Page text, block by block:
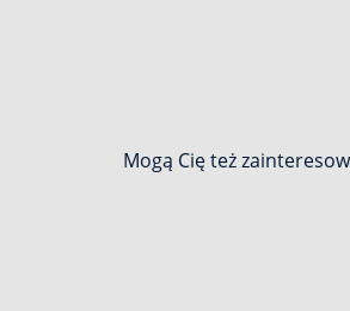
Mogą Cię też